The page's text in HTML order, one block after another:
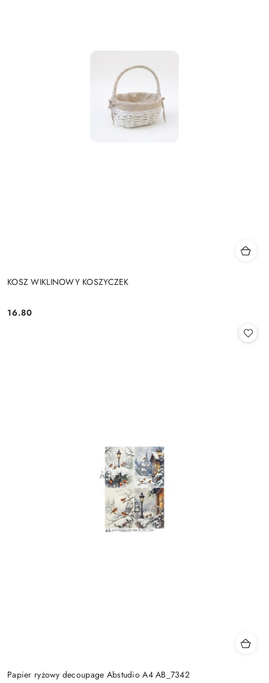
KOSZ WIKLINOWY KOSZYCZEK
Cena:
16.80
Papier ryżowy decoupage Abstudio A4 AB_7342